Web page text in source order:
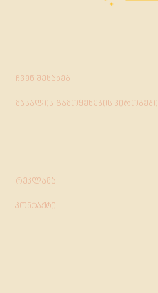
ჩვენ შესახებ
მასალის გამოყენების პირობები
რეკლამა
კონტაქტი